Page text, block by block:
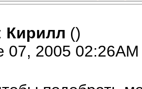
Кирилл ()
07, 2005 02:26AM